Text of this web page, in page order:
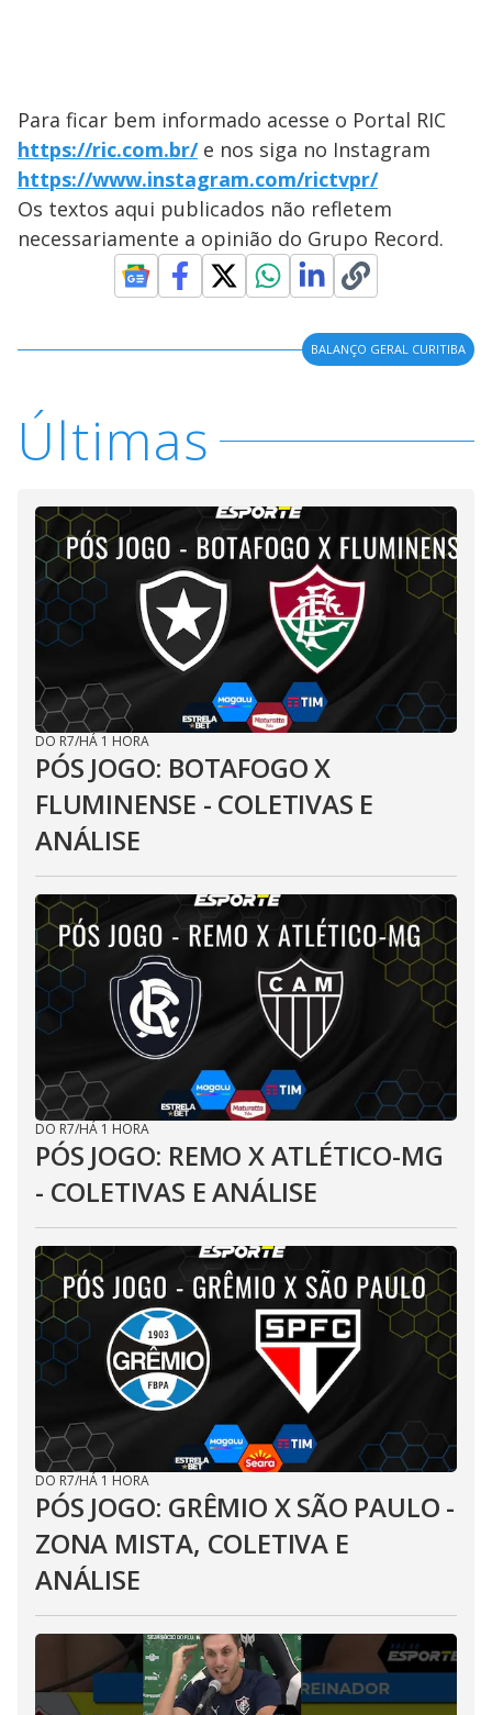
Para ficar bem informado acesse o Portal ​RIC
https://ric.com.br/e nos siga no Instagram
https://www.instagram.com/rictvpr/
Os textos aqui publicados não refletem
necessariamente a opinião do Grupo Record.
BALANÇO GERAL CURITIBA
Últimas
DO R7/HÁ 1 HORA
PÓS JOGO: BOTAFOGO X
FLUMINENSE - COLETIVAS E
ANÁLISE
DO R7/HÁ 1 HORA
PÓS JOGO: REMO X ATLÉTICO-MG
- COLETIVAS E ANÁLISE
DO R7/HÁ 1 HORA
PÓS JOGO: GRÊMIO X SÃO PAULO -
ZONA MISTA, COLETIVA E
ANÁLISE